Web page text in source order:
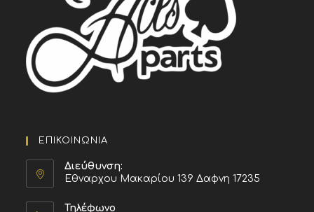
ΕΠΙΚΟΙΝΩΝΙΑ
Διεύθυνση:
Εθναρχου Μακαρίου 139 Δαφνη 17235
Τηλέφωνο